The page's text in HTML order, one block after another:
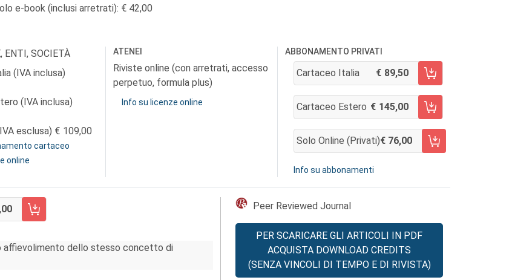
e-book (inclusi arretrati): € 42,00
ENTI, SOCIETÀ
(IVA inclusa)
(IVA inclusa)
esclusa)
109,00
cartaceo
online
ATENEI
Riviste online (con arretrati, accesso
perpetuo, formula plus)
Info su licenze online
ABBONAMENTO PRIVATI
Cartaceo Italia 89,50
AGGIUNGI AL CARRELLO
Cartaceo Estero 145,00
AGGIUNGI AL CARRELLO
Solo Online (privati) 76,00
AGGIUNGI AL CARRELLO
Info su abbonamenti
FASCICOLO 3/2011
affievolimento dello stesso concetto di
Peer Reviewed Journal
PER SCARICARE GLI ARTICOLI IN PDF
ACQUISTA DOWNLOAD CREDITS
(SENZA VINCOLI DI TEMPO E DI RIVISTA)